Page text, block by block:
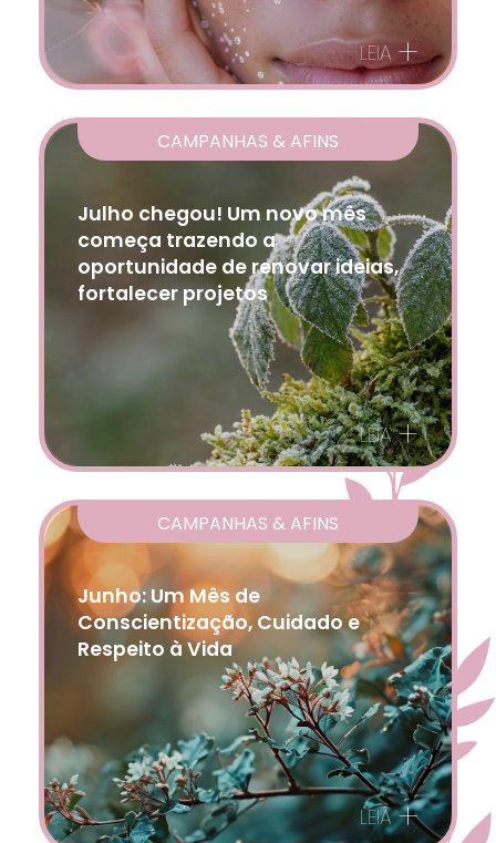
LEIA +
CAMPANHAS & AFINS
Julho chegou! Um novo mês
começa trazendo a
oportunidade de renovar ideias,
fortalecer projetos
LEIA +
CAMPANHAS & AFINS
Junho: Um Mês de
Conscientização, Cuidado e
Respeito à Vida
LEIA +